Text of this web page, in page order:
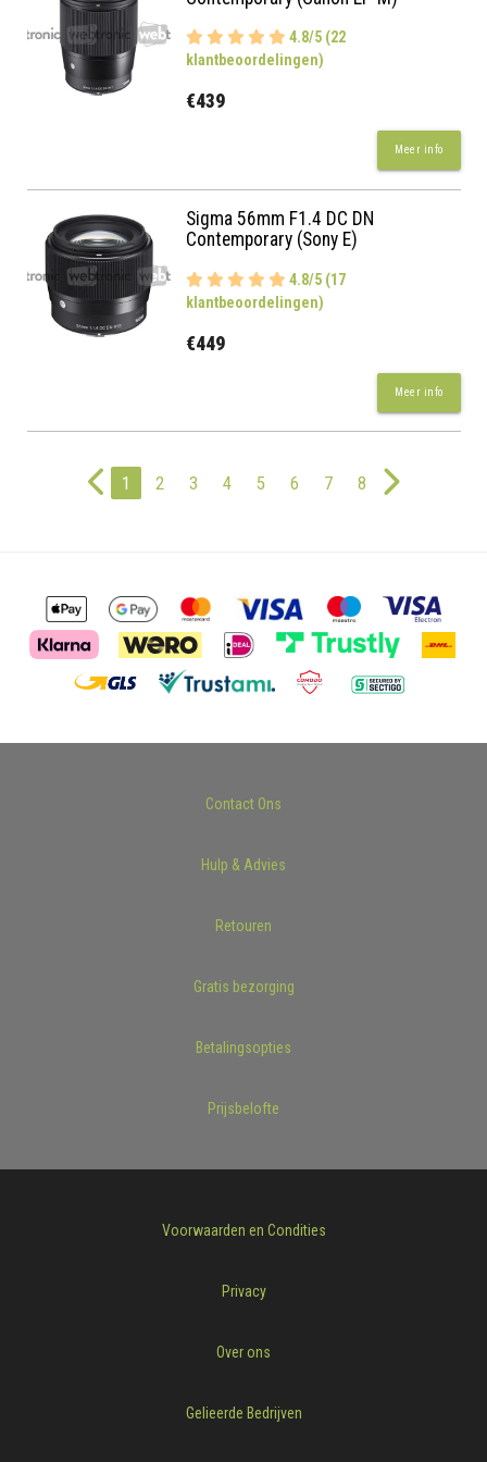
4.8/5 (22
klantbeoordelingen)
€439
Meer info
Sigma 56mm F1.4 DC DN
Contemporary (Sony E)
4.8/5 (17
klantbeoordelingen)
€449
Meer info
1 2 3 4 5 6 7 8
Contact Ons
Hulp & Advies
Retouren
Gratis bezorging
Betalingsopties
Prijsbelofte
Voorwaarden en Condities
Privacy
Over ons
Gelieerde Bedrijven